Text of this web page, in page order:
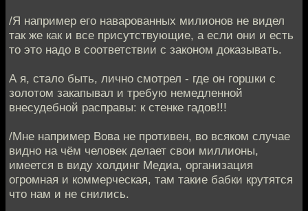
/Я например его наварованных милионов не видел
так же как и все присутствующие, а если они и есть
то это надо в соответствии с законом доказывать.
А я, стало быть, лично смотрел - где он горшки с
золотом закапывал и требую немедленной
внесудебной расправы: к стенке гадов!!!
/Мне например Вова не противен, во всяком случае
видно на чём человек делает свои миллионы,
имеется в виду холдинг Медиа, организация
огромная и коммерческая, там такие бабки крутятся
что нам и не снились.